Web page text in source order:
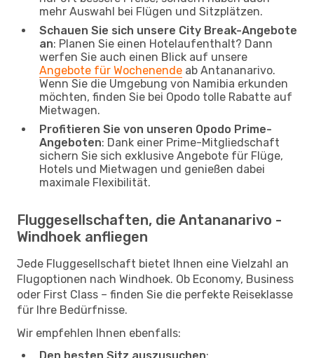
mehr Auswahl bei Flügen und Sitzplätzen.
Schauen Sie sich unsere City Break-Angebote
an: Planen Sie einen Hotelaufenthalt? Dann
werfen Sie auch einen Blick auf unsere
Angebote für Wochenende ab Antananarivo.
Wenn Sie die Umgebung von Namibia erkunden
möchten, finden Sie bei Opodo tolle Rabatte auf
Mietwagen.
Profitieren Sie von unseren Opodo Prime-
Angeboten: Dank einer Prime-Mitgliedschaft
sichern Sie sich exklusive Angebote für Flüge,
Hotels und Mietwagen und genießen dabei
maximale Flexibilität.
Fluggesellschaften, die Antananarivo -
Windhoek anfliegen
Jede Fluggesellschaft bietet Ihnen eine Vielzahl an
Flugoptionen nach Windhoek. Ob Economy, Business
oder First Class – finden Sie die perfekte Reiseklasse
für Ihre Bedürfnisse.
Wir empfehlen Ihnen ebenfalls: